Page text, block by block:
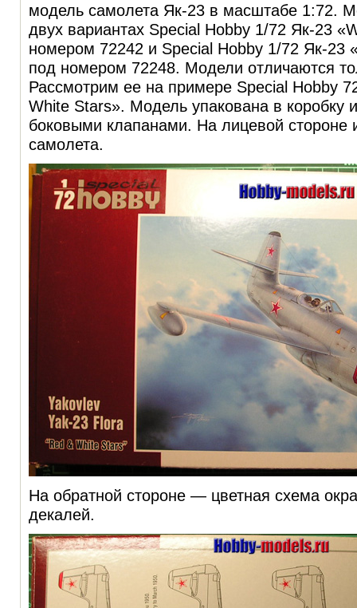
модель самолета Як-23 в масштабе 1:72.
двух вариантах Special Hobby 1/72 Як-23
номером 72242 и Special Hobby 1/72 Як-23
под номером 72248. Модели отличаются
Рассмотрим ее на примере Special Hobby
White Stars». Модель упакована в коробку
боковыми клапанами. На лицевой стороне
самолета.
На обратной стороне — цветная схема
декалей.